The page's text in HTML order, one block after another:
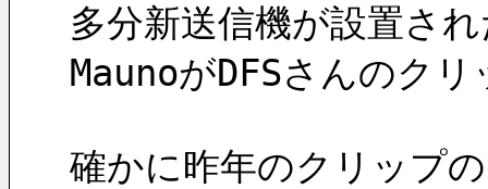
多分新送信機が設置さ
MaunoがDFSさんのク
確かに昨年のクリップ